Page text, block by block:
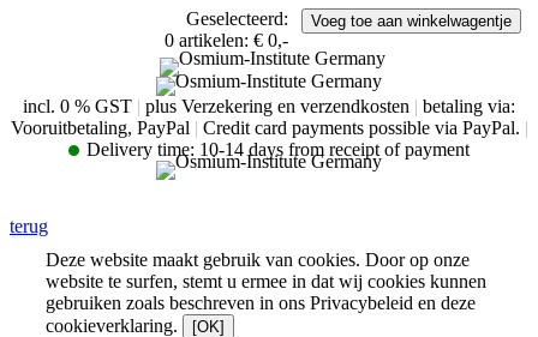
Geselecteerd:
0 artikelen: € 0,-
incl. 0 % GST | plus Verzekering en verzendkosten | betaling via:
Vooruitbetaling, PayPal | Credit card payments possible via PayPal. |
Delivery time: 10-14 days from receipt of payment
terug
Deze website maakt gebruik van cookies. Door op onze
website te surfen, stemt u ermee in dat wij cookies kunnen
gebruiken zoals beschreven in ons Privacybeleid en deze
cookieverklaring.
[OK]